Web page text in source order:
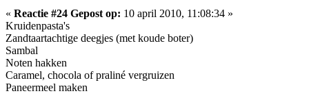
« Reactie #24 Gepost op: 10 april 2010, 11:08:34 »
Kruidenpasta's
Zandtaartachtige deegjes (met koude boter)
Sambal
Noten hakken
Caramel, chocola of praliné vergruizen
Paneermeel maken